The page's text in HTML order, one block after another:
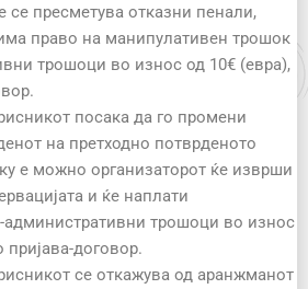
се пресметува отказни пенали,
право на манипулативен трошок
трошоци во износ од 10€ (евра),
посака да го промени
на претходно потврденото
е можно организаторот ќе изврши
и ќе наплати
трошоци во износ
пријава-договор.
се откажува од аранжманот